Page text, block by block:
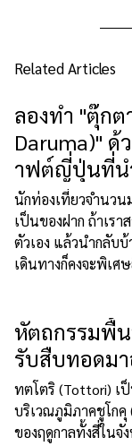
Related Articles
ลองทำ "ตุ๊กต
Daruma)" ด้
าฟต์ญี่ปุ่นที่น
นักท่องเที่ยวจำนว
เป็นของฝาก ถ้าเร
ตัวเอง แล้วนำกลับ
เดินทางก็คงจะพิเศ
หัตถกรรมพื้
รับสืบทอดม
ทตโตริ (Tottori) เ
บริเวณภูมิภาคชูโกคุ
ของฤดูกาลทั้งสี่ในจั